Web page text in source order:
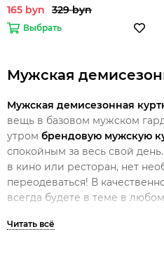
165 byn 329 byn
Выбрать
Мужская
Мужская демисезонная
вещь в базовом мужском
утром брендовую мужскую
спокойным за весь свой
в кино или ресторан, нет
переодеваться! В
всегда будете в теме в
Перед тем как купить